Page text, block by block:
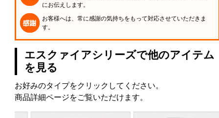
にお伝えします。
お客様へは、常に感謝の気持ちをもって対応させていただきま
す。
エスクァイアシリーズで他のアイテム
を見る
お好みのタイプをクリックしてください。
商品詳細ページをご覧いただけます。